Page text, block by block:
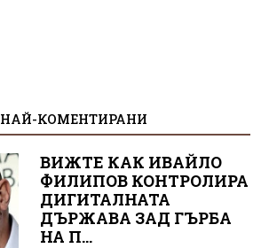
НАЙ-КОМЕНТИРАНИ
ВИЖТЕ КАК ИВАЙЛО
ФИЛИПОВ КОНТРОЛИРА
ДИГИТАЛНАТА
ДЪРЖАВА ЗАД ГЪРБА
НА П...